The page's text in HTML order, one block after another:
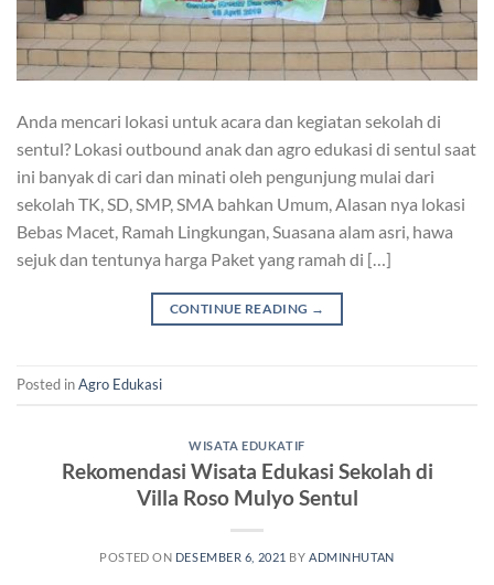
Anda mencari lokasi untuk acara dan kegiatan sekolah di
sentul? Lokasi outbound anak dan agro edukasi di sentul saat
ini banyak di cari dan minati oleh pengunjung mulai dari
sekolah TK, SD, SMP, SMA bahkan Umum, Alasan nya lokasi
Bebas Macet, Ramah Lingkungan, Suasana alam asri, hawa
sejuk dan tentunya harga Paket yang ramah di […]
CONTINUE READING →
Posted inAgro Edukasi
WISATA EDUKATIF
Rekomendasi Wisata Edukasi Sekolah di
Villa Roso Mulyo Sentul
POSTED ON DESEMBER 6, 2021 BY ADMINHUTAN